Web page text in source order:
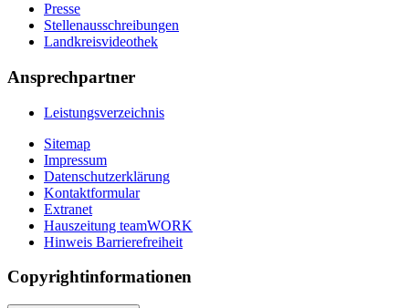
Presse
Stellenausschreibungen
Landkreisvideothek
Ansprechpartner
Leistungsverzeichnis
Sitemap
Impressum
Datenschutzerklärung
Kontaktformular
Extranet
Hauszeitung teamWORK
Hinweis Barrierefreiheit
Copyrightinformationen